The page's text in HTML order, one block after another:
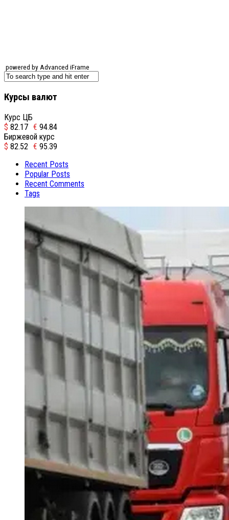
powered by Advanced iFrame
Курсы валют
Курс ЦБ
$ 82.17 € 94.84
Биржевой курс
$ 82.52 € 95.39
Recent Posts
Popular Posts
Recent Comments
Tags